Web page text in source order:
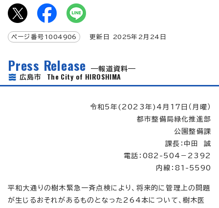
ページ番号 1004906 更新日 2025年2月 24 日
Press Release
報道資料
広島市 The City of HIROSHIMA
令和5年(2023年)4月17日（月曜）
都市整備局緑化推進部
公園整備課
課長：中田 誠
電話：082-504－2392
内線：81-5590
平和大通りの樹木緊急一斉点検により、将来的に管理上の問題
が生じるおそれがあるものとなった264本について、樹木医